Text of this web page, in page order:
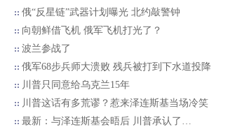
俄“反星链”武器计划曝光 北约敲警钟
向朝鲜借飞机 俄军飞机打光了？
波兰参战了
俄军68步兵师大溃败 残兵被打到下水道投降
川普只同意给乌克兰15年
川普这话有多荒谬？惹来泽连斯基当场冷笑
最新：与泽连斯基会晤后 川普承认了…